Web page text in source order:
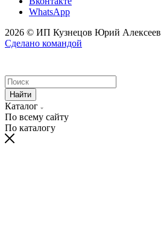
WhatsApp
2026 © ИП Кузнецов Юрий
Сделано командой
Найти
Каталог
По всему сайту
По каталогу